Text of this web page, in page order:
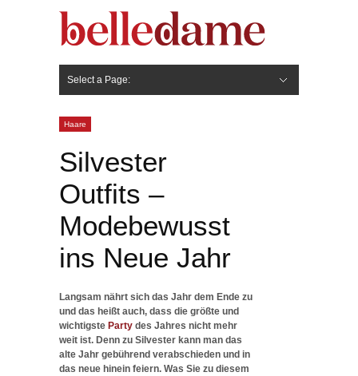
Select a Page:
Haare
Silvester
Outfits –
Modebewusst
ins Neue Jahr
Langsam nährt sich das Jahr dem Ende zu
und das heißt auch, dass die größte und
wichtigste Party des Jahres nicht mehr
weit ist. Denn zu Silvester kann man das
alte Jahr gebührend verabschieden und in
das neue hinein feiern. Was Sie zu diesem